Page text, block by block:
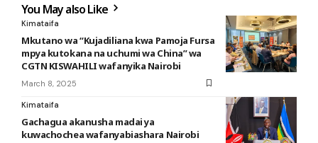
You May also Like
Kimataifa
Mkutano wa “Kujadiliana kwa Pamoja Fursa
mpya kutokana na uchumi wa China” wa
CGTN KISWAHILI wafanyika Nairobi
March 8, 2025
Kimataifa
Gachagua akanusha madai ya
kuwachochea wafanyabiashara Nairobi